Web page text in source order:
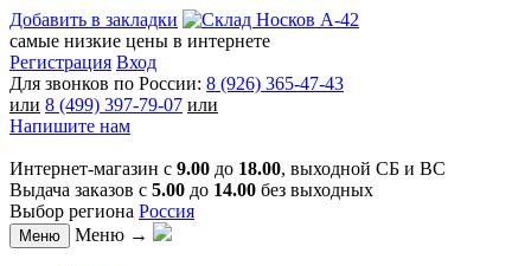
Добавить в закладки
самые низкие цены в интернете
Регистрация Вход
Для звонков по России: 8 (926) 365-47-43
или 8 (499) 397-79-07 или
Напишите нам
Интернет-магазин с 9.00 до 18.00, выходной СБ и ВС
Выдача заказов с 5.00 до 14.00 без выходных
Выбор региона Россия
Меню Меню →